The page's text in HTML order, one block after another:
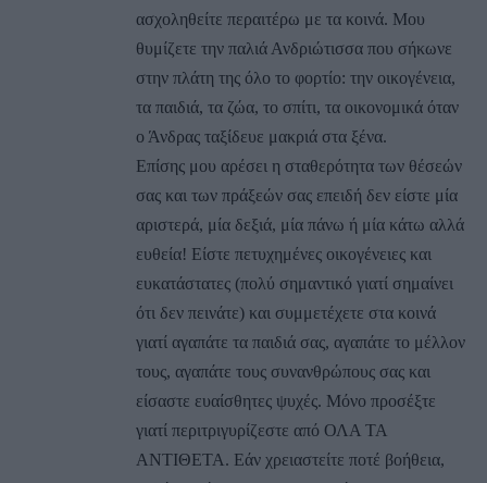
ασχοληθείτε περαιτέρω με τα κοινά. Μου
θυμίζετε την παλιά Ανδριώτισσα που σήκωνε
στην πλάτη της όλο το φορτίο: την οικογένεια,
τα παιδιά, τα ζώα, το σπίτι, τα οικονομικά όταν
ο Άνδρας ταξίδευε μακριά στα ξένα.
Επίσης μου αρέσει η σταθερότητα των θέσεών
σας και των πράξεών σας επειδή δεν είστε μία
αριστερά, μία δεξιά, μία πάνω ή μία κάτω αλλά
ευθεία! Είστε πετυχημένες οικογένειες και
ευκατάστατες (πολύ σημαντικό γιατί σημαίνει
ότι δεν πεινάτε) και συμμετέχετε στα κοινά
γιατί αγαπάτε τα παιδιά σας, αγαπάτε το μέλλον
τους, αγαπάτε τους συνανθρώπους σας και
είσαστε ευαίσθητες ψυχές. Μόνο προσέξτε
γιατί περιτριγυρίζεστε από ΟΛΑ ΤΑ
ΑΝΤΙΘΕΤΑ. Εάν χρειαστείτε ποτέ βοήθεια,